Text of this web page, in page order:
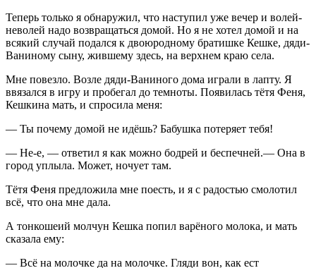
Теперь только я обнаружил, что наступил уже вечер и волей-
неволей надо возвращаться домой. Но я не хотел домой и на
всякий случай подался к двоюродному братишке Кешке, дяди-
Ваниному сыну, жившему здесь, на верхнем краю села.
Мне повезло. Возле дяди-Ваниного дома играли в лапту. Я
ввязался в игру и пробегал до темноты. Появилась тётя Феня,
Кешкина мать, и спросила меня:
— Ты почему домой не идёшь? Бабушка потеряет тебя!
— Не-е, — ответил я как можно бодрей и беспечней.— Она в
город уплыла. Может, ночует там.
Тётя Феня предложила мне поесть, и я с радостью смолотил
всё, что она мне дала.
А тонкошеий молчун Кешка попил варёного молока, и мать
сказала ему:
— Всё на молочке да на молочке. Гляди вон, как ест